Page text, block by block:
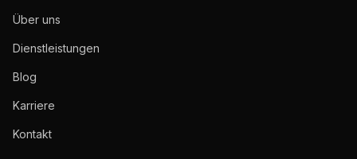
Über uns
Dienstleistungen
Blog
Karriere
Kontakt